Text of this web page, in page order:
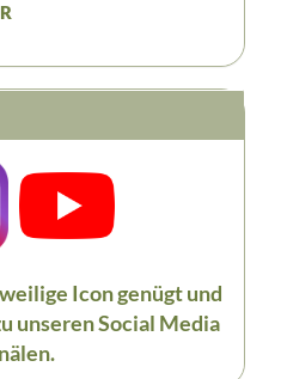
Icon genügt und
unseren Social Media